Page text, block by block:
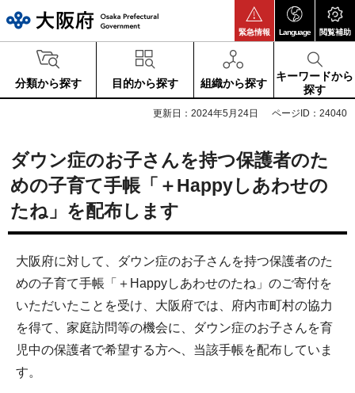
緊急情報 Language 閲覧補助
分類から探す 目的から探す 組織から探す
キーワードから
探す
更新日：2024年5月24日 ページID：24040
ダウン症のお子さんを持つ保護者のた
めの子育て手帳「＋Happyしあわせの
たね」を配布します
大阪府に対して、ダウン症のお子さんを持つ保護者のた
めの子育て手帳「＋Happyしあわせのたね」のご寄付を
いただいたことを受け、大阪府では、府内市町村の協力
を得て、家庭訪問等の機会に、ダウン症のお子さんを育
児中の保護者で希望する方へ、当該手帳を配布していま
す。